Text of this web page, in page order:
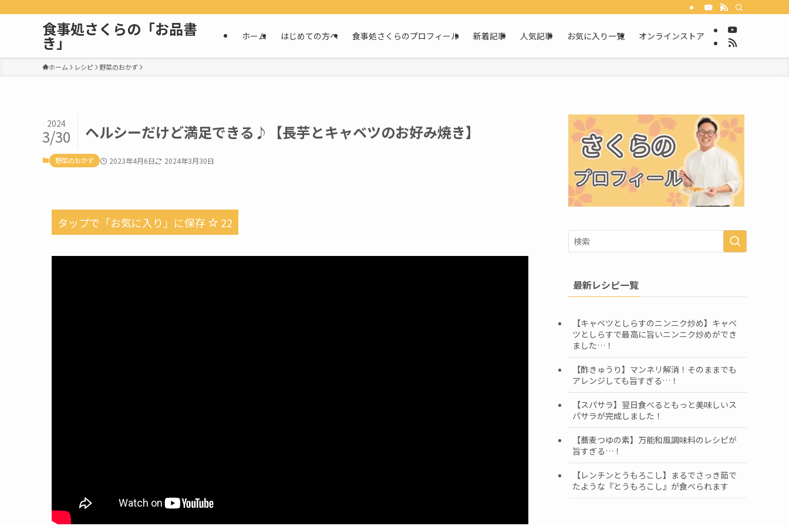
食事処さくらの「お品書
き」 ホーム はじめての方へ 食事処さくらのプロフィール 新着記事 人気記事 お気に入り一覧 オンラインストア
ホーム レシピ 野菜のおかず
ヘルシーだけど満足できる♪【長芋とキャベツのお好み焼き】
2024
3/30
野菜のおかず 2023年4月6日 2024年3月30日
タップで「お気に入り」に保存 22
最新レシピ一覧
【キャベツとしらすのニンニク炒め】キャベ
ツとしらすで最高に旨いニンニク炒めができ
ました…！
【酢きゅうり】マンネリ解消！そのままでも
アレンジしても旨すぎる…！
【スパサラ】翌日食べるともっと美味しいス
パサラが完成しました！
【蕎麦つゆの素】万能和風調味料のレシピが
旨すぎる…！
【レンチンとうもろこし】まるでさっき茹で
たような『とうもろこし』が食べられます